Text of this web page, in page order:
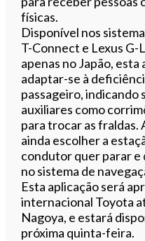
físicas.
Disponível nos
T-Connect e Lexus
apenas no Japão, esta
adaptar-se à
passageiro, indicando
auxiliares como
para trocar as fraldas.
ainda escolher a
condutor quer parar
no sistema de
Esta aplicação será
internacional Toyota
Nagoya, e estará
próxima quinta-feira.